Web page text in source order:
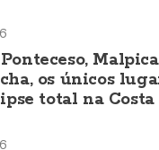
os únicos
total na